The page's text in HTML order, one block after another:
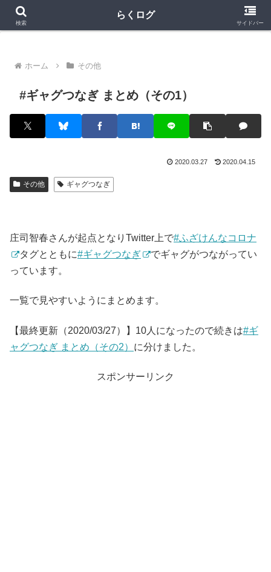
クラロワ クラロワリーグ プロスピA
ホーム その他
#ギャグつなぎ まとめ（その1）
2020.03.27 2020.04.15
その他 ギャグつなぎ
庄司智春さんが起点となりTwitter上で#ふざけんなコロナ
タグとともに#ギャグつなぎ
でギャグがつながってい
っています。
一覧で見やすいようにまとめます。
【最終更新（2020/03/27）】10人になったので続きは#ギ
ャグつなぎ まとめ（その2） に分けました。
スポンサーリンク
検索
らくログ
サイドバー